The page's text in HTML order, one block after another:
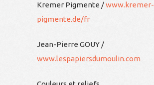
Kremer Pigmente /www.kremer-
pigmente.de/fr
Jean-Pierre GOUY /
www.lespapiersdumoulin.com